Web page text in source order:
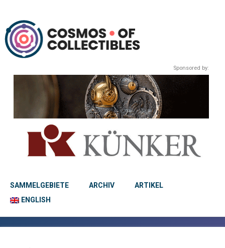
Sponsored by:
SAMMELGEBIETE ARCHIV
ARTIKEL
ENGLISH